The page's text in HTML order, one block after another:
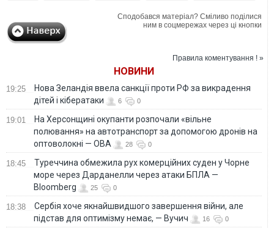
Сподобався матеріал? Сміливо поділися
ним в соцмережах через ці кнопки
Правила коментування ! »
НОВИНИ
19:25
Нова Зеландія ввела санкції проти РФ за викрадення
дітей і кібератаки
6 0
19:01
На Херсонщині окупанти розпочали «вільне
полювання» на автотранспорт за допомогою дронів на
оптоволокні — ОВА
28 0
18:45
Туреччина обмежила рух комерційних суден у Чорне
море через Дарданелли через атаки БПЛА —
Bloomberg
25 0
18:38
Сербія хоче якнайшвидшого завершення війни, але
підстав для оптимізму немає, — Вучич
16 0